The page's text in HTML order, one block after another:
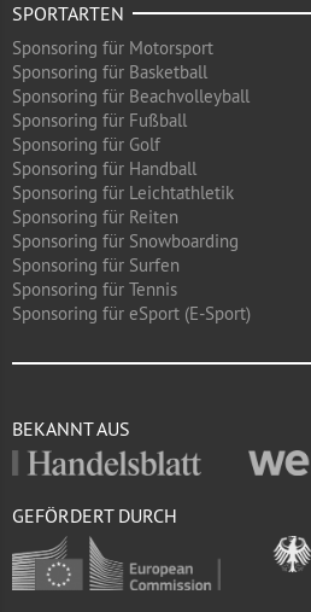
SPORTARTEN
Sponsoring für Motorsport
Sponsoring für Basketball
Sponsoring für Beachvolleyball
Sponsoring für Fußball
Sponsoring für Golf
Sponsoring für Handball
Sponsoring für Leichtathletik
Sponsoring für Reiten
Sponsoring für Snowboarding
Sponsoring für Surfen
Sponsoring für Tennis
Sponsoring für eSport (E-Sport)
BEKANNT AUS
GEFÖRDERT DURCH